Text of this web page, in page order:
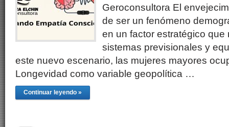
Geroconsultora El
de ser un fenómeno
en un factor estratégico
sistemas previsionales y
este nuevo escenario, las mujeres mayores
Longevidad como variable geopolítica …
Continuar leyendo »